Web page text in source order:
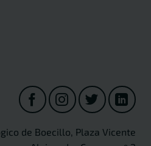
de Boecillo, Plaza Vicente